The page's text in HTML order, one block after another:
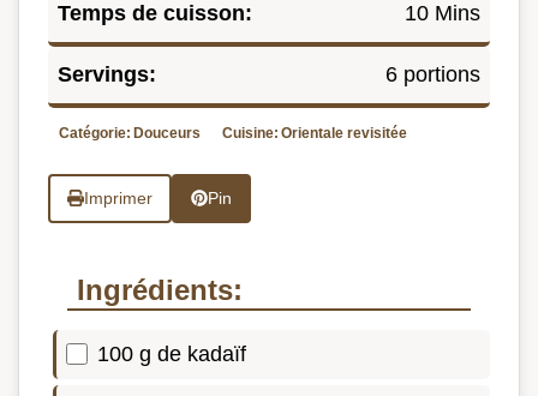
Temps de cuisson: 10 Mins
Servings: 6 portions
Catégorie: Douceurs Cuisine: Orientale revisitée
Imprimer Pin
Ingrédients:
100 g de kadaïf